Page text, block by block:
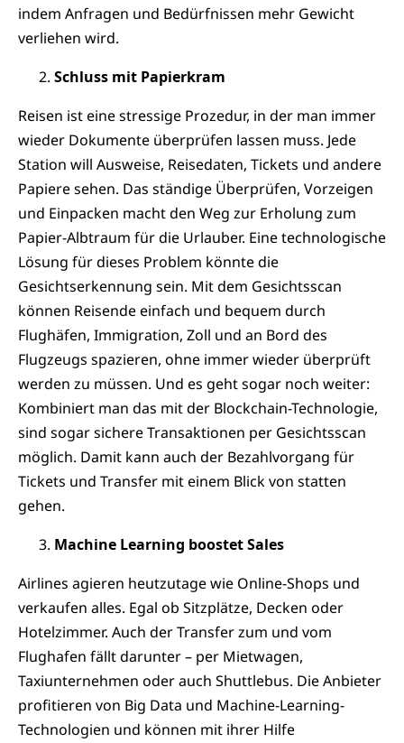
indem Anfragen und Bedürfnissen mehr Gewicht
verliehen wird.
Schluss mit Papierkram
Reisen ist eine stressige Prozedur, in der man immer
wieder Dokumente überprüfen lassen muss. Jede
Station will Ausweise, Reisedaten, Tickets und andere
Papiere sehen. Das ständige Überprüfen, Vorzeigen
und Einpacken macht den Weg zur Erholung zum
Papier-Albtraum für die Urlauber. Eine technologische
Lösung für dieses Problem könnte die
Gesichtserkennung sein. Mit dem Gesichtsscan
können Reisende einfach und bequem durch
Flughäfen, Immigration, Zoll und an Bord des
Flugzeugs spazieren, ohne immer wieder überprüft
werden zu müssen. Und es geht sogar noch weiter:
Kombiniert man das mit der Blockchain-Technologie,
sind sogar sichere Transaktionen per Gesichtsscan
möglich. Damit kann auch der Bezahlvorgang für
Tickets und Transfer mit einem Blick von statten
gehen.
Machine Learning boostet Sales
Airlines agieren heutzutage wie Online-Shops und
verkaufen alles. Egal ob Sitzplätze, Decken oder
Hotelzimmer. Auch der Transfer zum und vom
Flughafen fällt darunter – per Mietwagen,
Taxiunternehmen oder auch Shuttlebus. Die Anbieter
profitieren von Big Data und Machine-Learning-
Technologien und können mit ihrer Hilfe